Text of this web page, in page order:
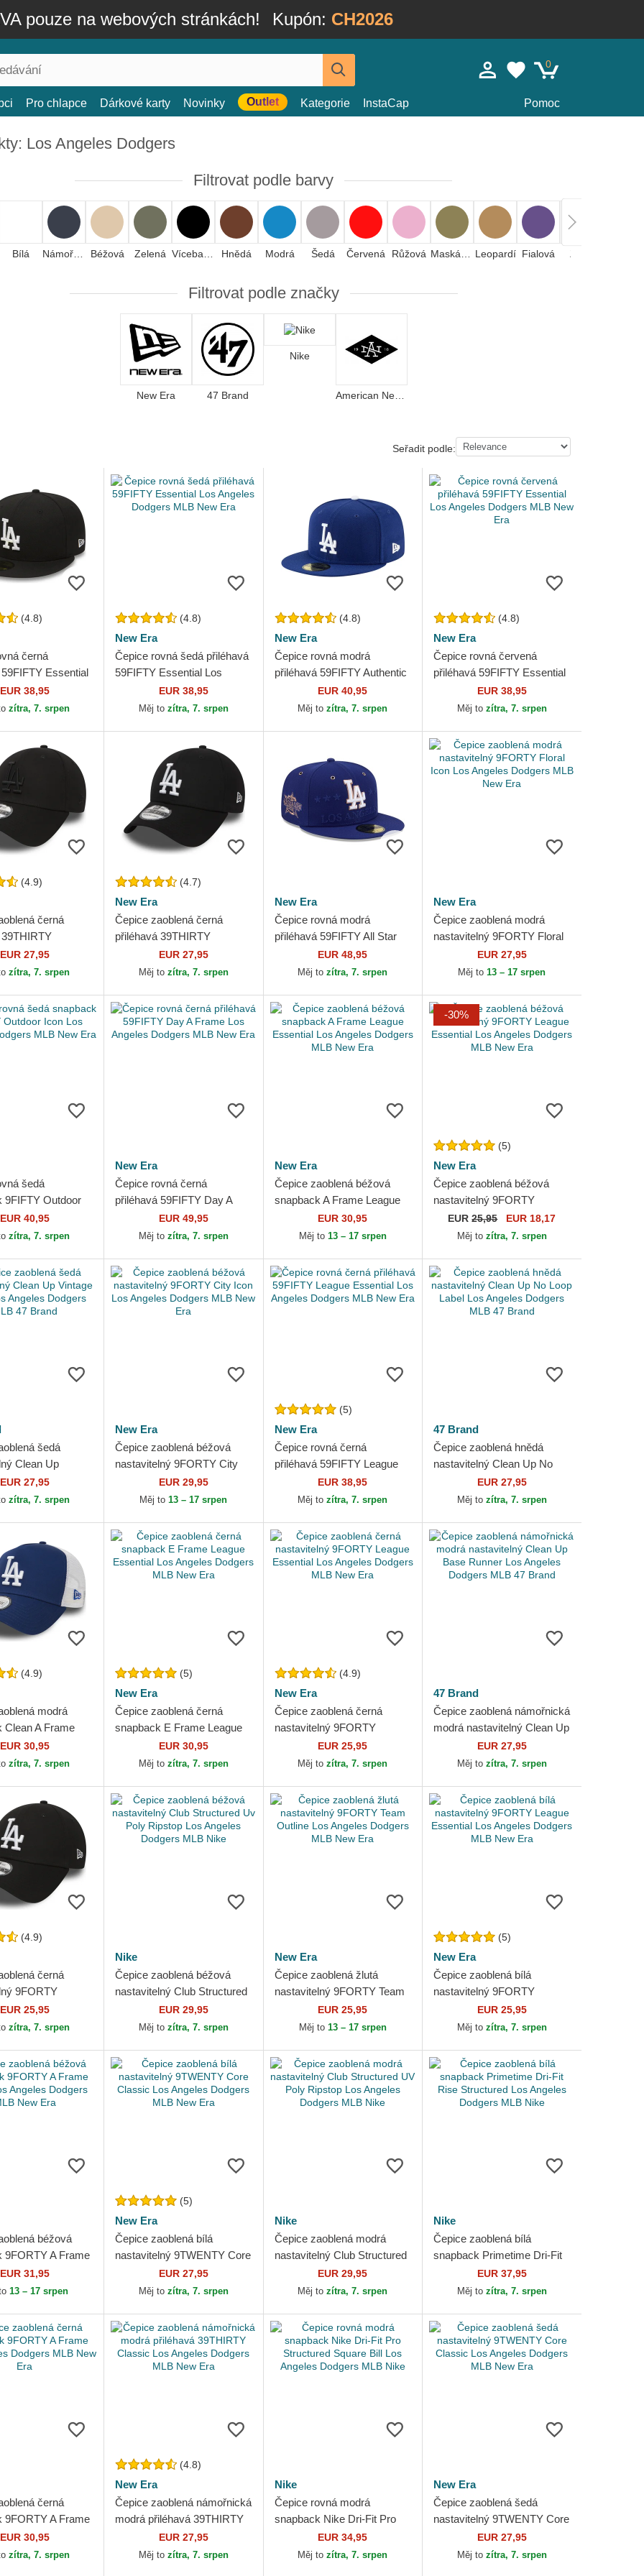
pouze na webových stránkách! Kupón: CH2026
0
Pro chlapce Dárkové karty Novinky Outlet Kategorie InstaCap Pomoc
Los Angeles Dodgers
Filtrovat podle barvy
Bílá Béžová Zelená Hnědá Modrá Šedá Červená Růžová Leopardí Fialová Žlutá
Filtrovat podle značky
New Era 47 Brand
Nike
American Needle
Seřadit podle:
(4.8)
černá
Essential
Dodgers MLB
EUR 38,95
zítra, 7. srpen
(4.8)
New Era
Čepice rovná šedá přiléhavá
59FIFTY Essential Los
Angeles Dodgers MLB New
EUR 38,95
Měj to zítra, 7. srpen
(4.8)
New Era
Čepice rovná modrá
přiléhavá 59FIFTY Authentic
On Field Game Los Angeles
Dodgers MLB New Era
EUR 40,95
Měj tozítra, 7. srpen
(4.8)
New Era
Čepice rovná červená
přiléhavá 59FIFTY Essential
Los Angeles Dodgers MLB
New Era
EUR 38,95
Měj to zítra, 7. srpen
(4.9)
černá
Angeles
MLB New Era
EUR 27,95
zítra, 7. srpen
(4.7)
New Era
Čepice zaoblená černá
přiléhavá 39THIRTY
Essential Los Angeles
Dodgers MLB New Era
EUR 27,95
Měj to zítra, 7. srpen
New Era
Čepice rovná modrá
přiléhavá 59FIFTY All Star
Game Los Angeles Dodgers
MLB New Era
EUR 48,95
Měj tozítra, 7. srpen
New Era
Čepice zaoblená modrá
nastavitelný 9FORTY Floral
Icon Los Angeles Dodgers
MLB New Era
EUR 27,95
Měj to13 – 17 srpen
šedá
9FIFTY Outdoor
Dodgers
Era
EUR 40,95
zítra, 7. srpen
New Era
Čepice rovná černá
přiléhavá 59FIFTY Day A
Frame Los Angeles Dodgers
MLB New Era
EUR 49,95
Měj to zítra, 7. srpen
New Era
Čepice zaoblená béžová
snapback A Frame League
Essential Los Angeles
Dodgers MLB New Era
EUR 30,95
Měj to 13 – 17 srpen
-30%
(5)
New Era
Čepice zaoblená béžová
nastavitelný 9FORTY
League Essential Los
Angeles Dodgers MLB New
EUR25,95 EUR 18,17
Měj to zítra, 7. srpen
šedá
Clean Up
Los Angeles
MLB 47 Brand
EUR 27,95
zítra, 7. srpen
New Era
Čepice zaoblená béžová
nastavitelný 9FORTY City
Icon Los Angeles Dodgers
MLB New Era
EUR 29,95
Měj to13 – 17 srpen
(5)
New Era
Čepice rovná černá
přiléhavá 59FIFTY League
Essential Los Angeles
Dodgers MLB New Era
EUR 38,95
Měj tozítra, 7. srpen
47 Brand
Čepice zaoblená hnědá
nastavitelný Clean Up No
Loop Label Los Angeles
Dodgers MLB 47 Brand
EUR 27,95
Měj to zítra, 7. srpen
(4.9)
modrá
Clean A Frame
Dodgers MLB
EUR 30,95
zítra, 7. srpen
(5)
New Era
Čepice zaoblená černá
snapback E Frame League
Essential Los Angeles
Dodgers MLB New Era
EUR 30,95
Měj to zítra, 7. srpen
(4.9)
New Era
Čepice zaoblená černá
nastavitelný 9FORTY
League Essential Los
Angeles Dodgers MLB New
EUR 25,95
Měj tozítra, 7. srpen
47 Brand
Čepice zaoblená námořnická
modrá nastavitelný Clean Up
Base Runner Los Angeles
Dodgers MLB 47 Brand
EUR 27,95
Měj to zítra, 7. srpen
(4.9)
černá
9FORTY
Angeles
MLB New Era
EUR 25,95
zítra, 7. srpen
Nike
Čepice zaoblená béžová
nastavitelný Club Structured
Uv Poly Ripstop Los Angeles
Dodgers MLB Nike
EUR 29,95
Měj to zítra, 7. srpen
New Era
Čepice zaoblená žlutá
nastavitelný 9FORTY Team
Outline Los Angeles Dodgers
MLB New Era
EUR 25,95
Měj to 13 – 17 srpen
(5)
New Era
Čepice zaoblená bílá
nastavitelný 9FORTY
League Essential Los
Angeles Dodgers MLB New
EUR 25,95
Měj to zítra, 7. srpen
béžová
9FORTY A Frame
Angeles Dodgers
Era
EUR 31,95
13 – 17 srpen
(5)
New Era
Čepice zaoblená bílá
nastavitelný 9TWENTY Core
Classic Los Angeles
Dodgers MLB New Era
EUR 27,95
Měj to zítra, 7. srpen
Nike
Čepice zaoblená modrá
nastavitelný Club Structured
UV Poly Ripstop Los
Angeles Dodgers MLB Nike
EUR 29,95
Měj tozítra, 7. srpen
Nike
Čepice zaoblená bílá
snapback Primetime Dri-Fit
Rise Structured Los Angeles
Dodgers MLB Nike
EUR 37,95
Měj to zítra, 7. srpen
černá
9FORTY A Frame
Dodgers MLB
EUR 30,95
zítra, 7. srpen
(4.8)
New Era
Čepice zaoblená námořnická
modrá přiléhavá 39THIRTY
Classic Los Angeles
Dodgers MLB New Era
EUR 27,95
Měj to zítra, 7. srpen
Nike
Čepice rovná modrá
snapback Nike Dri-Fit Pro
Structured Square Bill Los
Angeles Dodgers MLB Nike
EUR 34,95
Měj tozítra, 7. srpen
New Era
Čepice zaoblená šedá
nastavitelný 9TWENTY Core
Classic Los Angeles
Dodgers MLB New Era
EUR 27,95
Měj to zítra, 7. srpen